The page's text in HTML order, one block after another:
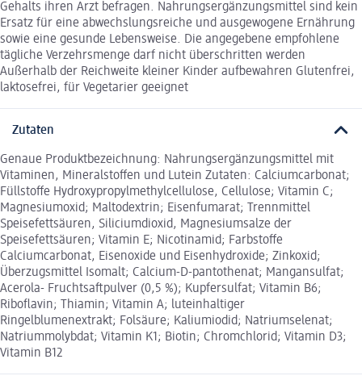
Gehalts ihren Arzt befragen. Nahrungsergänzungsmittel sind kein
Ersatz für eine abwechslungsreiche und ausgewogene Ernährung
sowie eine gesunde Lebensweise. Die angegebene empfohlene
tägliche Verzehrsmenge darf nicht überschritten werden
Außerhalb der Reichweite kleiner Kinder aufbewahren Glutenfrei,
laktosefrei, für Vegetarier geeignet
Zutaten
Genaue Produktbezeichnung: Nahrungsergänzungsmittel mit
Vitaminen, Mineralstoffen und Lutein Zutaten: Calciumcarbonat;
Füllstoffe Hydroxypropylmethylcellulose, Cellulose; Vitamin C;
Magnesiumoxid; Maltodextrin; Eisenfumarat; Trennmittel
Speisefettsäuren, Siliciumdioxid, Magnesiumsalze der
Speisefettsäuren; Vitamin E; Nicotinamid; Farbstoffe
Calciumcarbonat, Eisenoxide und Eisenhydroxide; Zinkoxid;
Überzugsmittel Isomalt; Calcium-D-pantothenat; Mangansulfat;
Acerola- Fruchtsaftpulver (0,5 %); Kupfersulfat; Vitamin B6;
Riboflavin; Thiamin; Vitamin A; luteinhaltiger
Ringelblumenextrakt; Folsäure; Kaliumiodid; Natriumselenat;
Natriummolybdat; Vitamin K1; Biotin; Chromchlorid; Vitamin D3;
Vitamin B12